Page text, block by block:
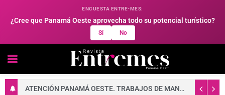
ENCUESTA ENTRE-MES:
¿Cree que Panamá Oeste aprovecha todo su potencial turístico?
Sí No
ATENCIÓN PANAMÁ OESTE. TRABAJOS DE MANTENIMIENTO EN LA RED ELÉCTRICA DEL 10 AL 16 DE AGOSTO DE 2026